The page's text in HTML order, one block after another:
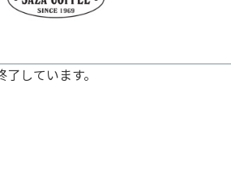
しています。